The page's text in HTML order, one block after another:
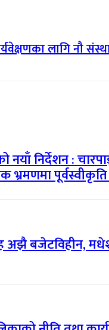
लागि नौ
नयाँ निर्देशन :
भ्रमणमा पूर्वस्वीकृति
अझै बजेटविहीन,